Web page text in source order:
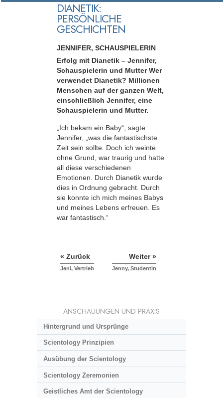
DIANETIK:
PERSÖNLICHE
GESCHICHTEN
JENNIFER, SCHAUSPIELERIN
Erfolg mit Dianetik – Jennifer,
Schauspielerin und Mutter Wer
verwendet Dianetik? Millionen
Menschen auf der ganzen Welt,
einschließlich Jennifer, eine
Schauspielerin und Mutter.
„Ich bekam ein Baby“, sagte
Jennifer, „was die fantastischste
Zeit sein sollte. Doch ich weinte
ohne Grund, war traurig und hatte
all diese verschiedenen
Emotionen. Durch Dianetik wurde
dies in Ordnung gebracht. Durch
sie konnte ich mich meines Babys
und meines Lebens erfreuen. Es
war fantastisch.“
« Zurück
Jeni, Vertrieb
Weiter »
Jenny, Studentin
ANSCHAUUNGEN UND PRAXIS
Hintergrund und Ursprünge
Scientology Prinzipien
Ausübung der Scientology
Scientology Zeremonien
Geistliches Amt der Scientology